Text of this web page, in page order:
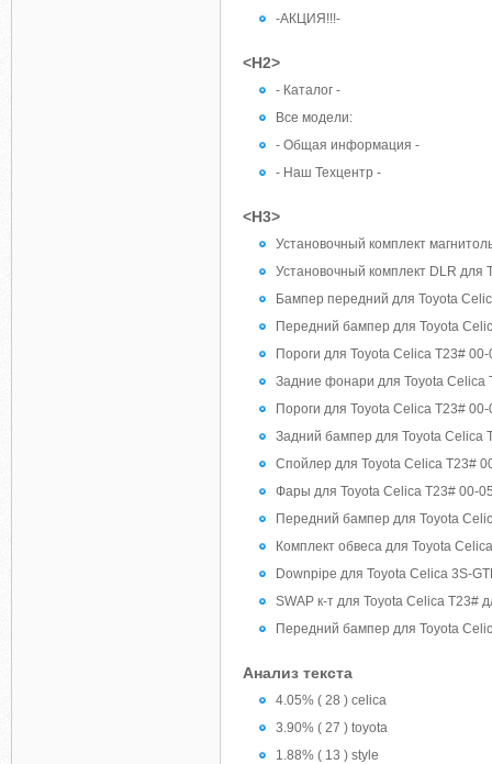
-АКЦИЯ!!!-
<H2>
- Каталог -
Все модели:
- Общая информация -
- Наш Техцентр -
<H3>
Установочный комплект
Установочный комплект DLR для
Бампер передний для Toyota
Передний бампер для Toyota
Пороги для Toyota Celica Т23#
Задние фонари для Toyota Celica
Пороги для Toyota Celica Т23# 00-
Задний бампер для Toyota Celica
Спойлер для Toyota Celica T23#
Фары для Toyota Celica T23# 00-
Передний бампер для Toyota
Комплект обвеса для Toyota
Downpipe для Toyota Celica 3S-
SWAP к-т для Toyota Celica
Передний бампер для Toyota
Анализ текста
4.05% ( 28 ) celica
3.90% ( 27 ) toyota
1.88% ( 13 ) style